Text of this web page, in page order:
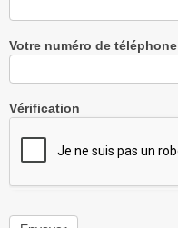
Votre numéro de téléphone
Vérification